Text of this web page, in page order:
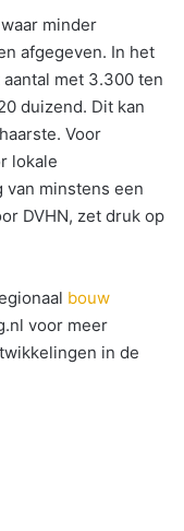
minder
afgegeven. In het
met 3.300 ten
duizend. Dit kan
Voor
lokale
minstens een
DVHN, zet druk op
bouw
voor meer
in de